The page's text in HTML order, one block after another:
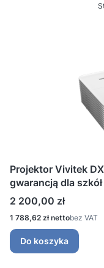
Projektor Vivitek DX330-
gwarancją dla szkół
Cena
2 200,00 zł
Cena
1 788,62 zł bez VAT
Do koszyka